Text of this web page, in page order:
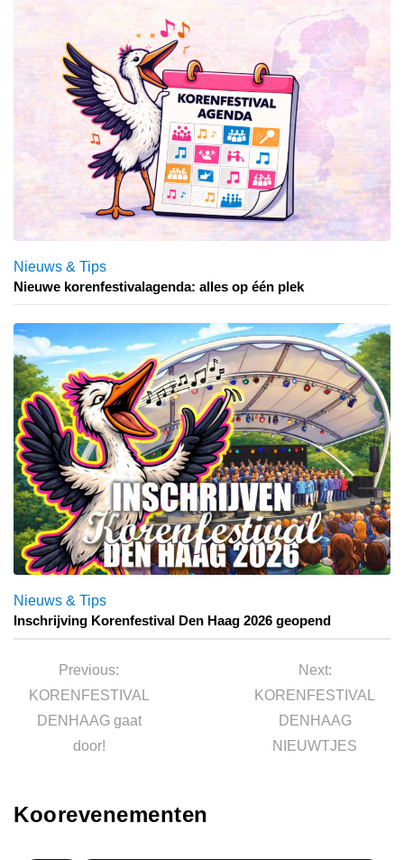
Nieuws & Tips
Nieuwe korenfestivalagenda: alles op één plek
Nieuws & Tips
Inschrijving Korenfestival Den Haag 2026 geopend
navigatiePrevious:
post:
KORENFESTIVAL
DENHAAG gaat
door!
Next:Next
post:
KORENFESTIVAL
DENHAAG
NIEUWTJES
Koorevenementen